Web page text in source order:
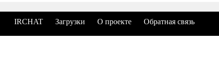
IRCHAT Загрузки О проекте Обратная связь